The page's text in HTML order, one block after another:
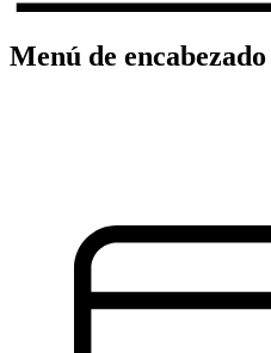
Menú de encabezado